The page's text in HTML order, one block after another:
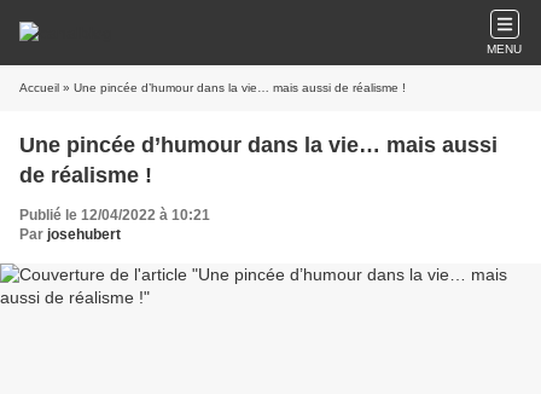
MENU
Accueil » Une pincée d’humour dans la vie… mais aussi de réalisme !
Une pincée d’humour dans la vie… mais aussi
de réalisme !
Publié le 12/04/2022 à 10:21
Par josehubert